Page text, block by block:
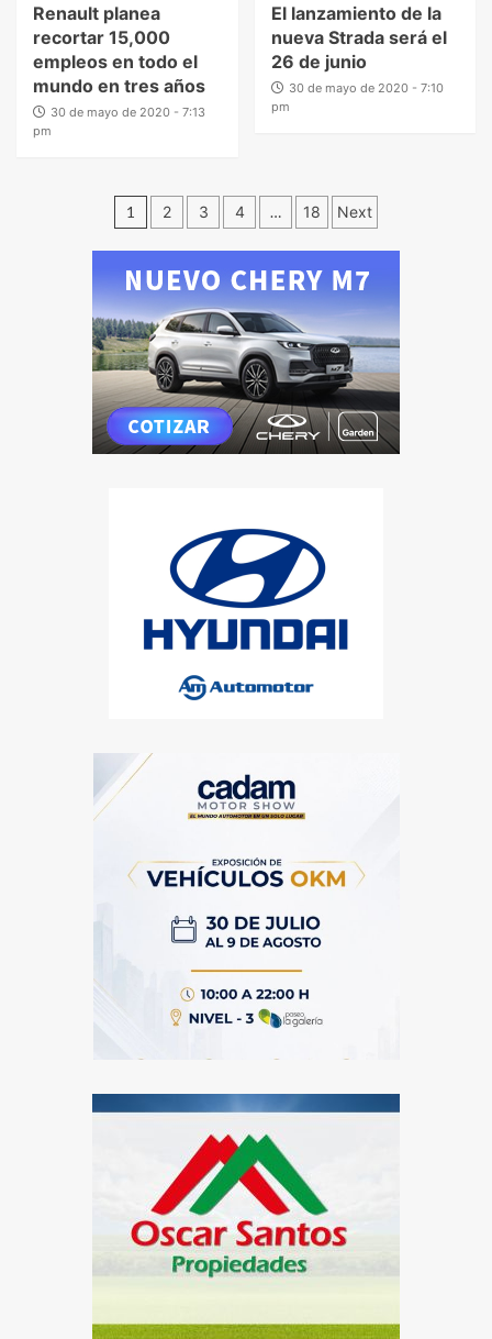
Renault planea
recortar 15,000
empleos en todo el
mundo en tres años
30 de mayo de 2020 - 7:13
pm
El lanzamiento de la
nueva Strada será el
26 de junio
30 de mayo de 2020 - 7:10
pm
1 2 3 4 … 18 Next